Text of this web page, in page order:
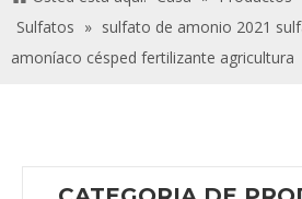
Sulfatos » sulfato de amonio 2021
amoníaco césped fertilizante agricultura